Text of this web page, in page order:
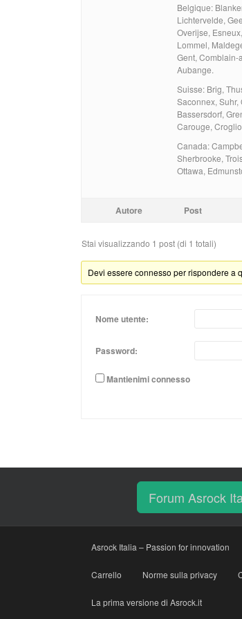
Belgique:
Lichtervelde,
Overijse,
Lommel,
Gent, Comblain-
Aubange.
Suisse: Brig,
Saconnex,
Bassersdorf,
Carouge,
Canada:
Sherbrooke,
Ottawa,
Autore Post
Stai visualizzando 1 post (di 1 totali)
Devi essere connesso per rispondere a
Nome utente:
Password:
Mantienimi connesso
Forum Asrock
Asrock Italia – Passion for innovation
Carrello Norme sulla privacy
La prima versione di Asrock.it